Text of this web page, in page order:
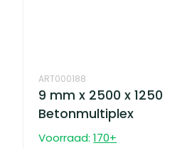
ART000188
9 mm x 2500 x 1250
Betonmultiplex
Voorraad: 170+